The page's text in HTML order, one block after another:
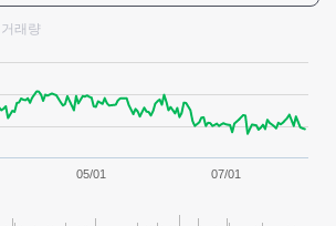
거래량
05/01 07/01